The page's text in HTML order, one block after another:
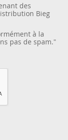
des
Bieg
à la
pas de spam."